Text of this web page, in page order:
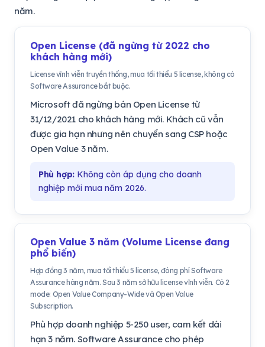
năm.
Open License (đã ngừng từ 2022 cho
khách hàng mới)
License vĩnh viễn truyền thống, mua tối thiểu 5 license, không có
Software Assurance bắt buộc.
Microsoft đã ngừng bán Open License từ
31/12/2021 cho khách hàng mới. Khách cũ vẫn
được gia hạn nhưng nên chuyển sang CSP hoặc
Open Value 3 năm.
Phù hợp:Không còn áp dụng cho doanh
nghiệp mới mua năm 2026.
Open Value 3 năm (Volume License đang
phổ biến)
Hợp đồng 3 năm, mua tối thiểu 5 license, đóng phí Software
Assurance hàng năm. Sau 3 năm sở hữu license vĩnh viễn. Có 2
mode: Open Value Company-Wide và Open Value
Subscription.
Phù hợp doanh nghiệp 5-250 user, cam kết dài
hạn 3 năm. Software Assurance cho phép